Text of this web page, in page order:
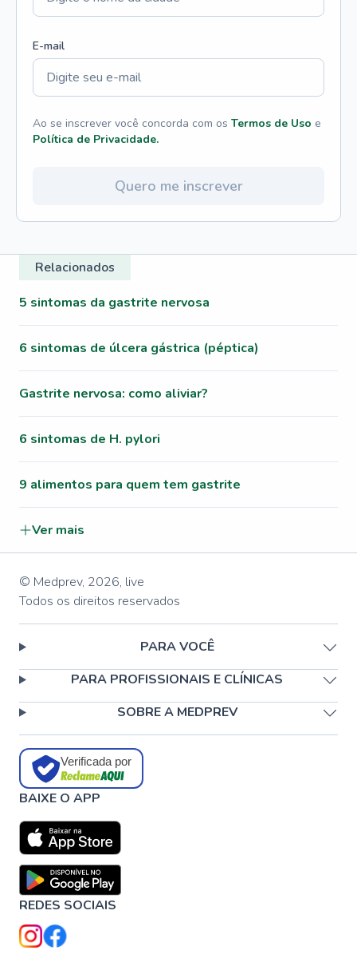
E-mail
Ao se inscrever você concorda com os Termos de Uso e
Política de Privacidade.
Quero me inscrever
Relacionados
5 sintomas da gastrite nervosa
6 sintomas de úlcera gástrica (péptica)
Gastrite nervosa: como aliviar?
6 sintomas de H. pylori
9 alimentos para quem tem gastrite
Ver mais
© Medprev, 2026, live
Todos os direitos reservados
PARA VOCÊ
PARA PROFISSIONAIS E CLÍNICAS
SOBRE A MEDPREV
Verificada por
BAIXE O APP
REDES SOCIAIS